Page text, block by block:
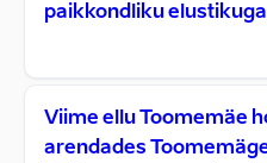
paikkondliku
Viime ellu Toomemäe
arendades